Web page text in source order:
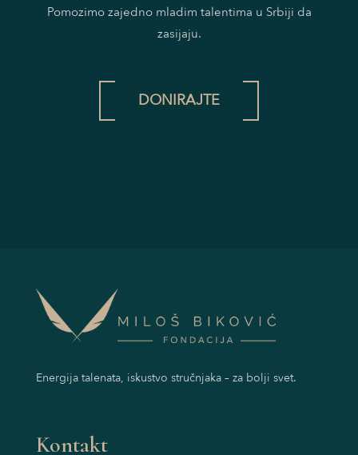
Pomozimo zajedno mladim talentima u Srbiji da
zasijaju.
DONIRAJTE
Energija talenata, iskustvo stručnjaka – za bolji svet.
Kontakt